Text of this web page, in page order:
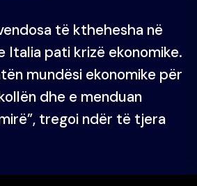
të kthehesha në
Italia pati krizë ekonomike.
mundësi ekonomike për
dhe e menduan
tregoi ndër të tjera